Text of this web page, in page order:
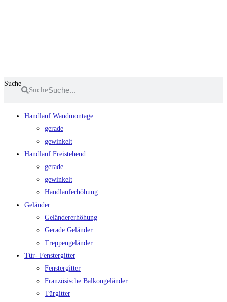
Suche
Suche
Handlauf Wandmontage
gerade
gewinkelt
Handlauf Freistehend
gerade
gewinkelt
Handlauferhöhung
Geländer
Geländererhöhung
Gerade Geländer
Treppengeländer
Tür- Fenstergitter
Fenstergitter
Französische Balkongeländer
Türgitter